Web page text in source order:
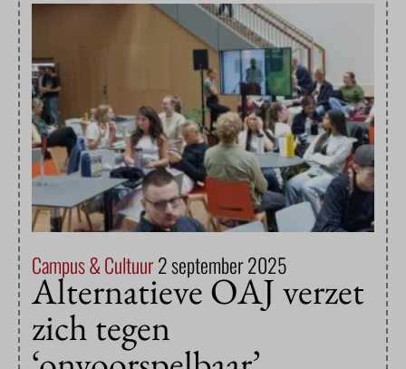
Campus & Cultuur2 september 2025
Alternatieve OAJ verzet
zich tegen